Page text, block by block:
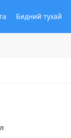
Бидний тухай